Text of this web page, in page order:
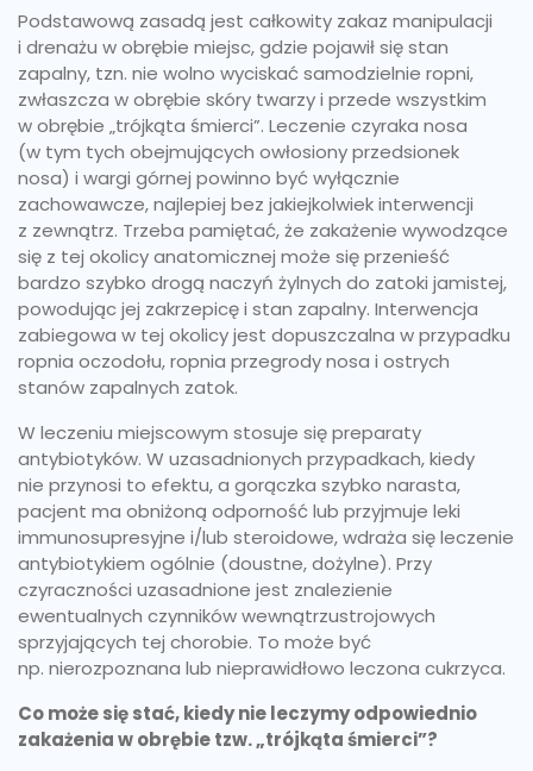
Podstawową zasadą jest całkowity zakaz manipulacji
i drenażu w obrębie miejsc, gdzie pojawił się stan
zapalny, tzn. nie wolno wyciskać samodzielnie ropni,
zwłaszcza w obrębie skóry twarzy i przede wszystkim
w obrębie „trójkąta śmierci”. Leczenie czyraka nosa
(w tym tych obejmujących owłosiony przedsionek
nosa) i wargi górnej powinno być wyłącznie
zachowawcze, najlepiej bez jakiejkolwiek interwencji
z zewnątrz. Trzeba pamiętać, że zakażenie wywodzące
się z tej okolicy anatomicznej może się przenieść
bardzo szybko drogą naczyń żylnych do zatoki jamistej,
powodując jej zakrzepicę i stan zapalny. Interwencja
zabiegowa w tej okolicy jest dopuszczalna w przypadku
ropnia oczodołu, ropnia przegrody nosa i ostrych
stanów zapalnych zatok.
W leczeniu miejscowym stosuje się preparaty
antybiotyków. W uzasadnionych przypadkach, kiedy
nie przynosi to efektu, a gorączka szybko narasta,
pacjent ma obniżoną odporność lub przyjmuje leki
immunosupresyjne i/lub steroidowe, wdraża się leczenie
antybiotykiem ogólnie (doustne, dożylne). Przy
czyraczności uzasadnione jest znalezienie
ewentualnych czynników wewnątrzustrojowych
sprzyjających tej chorobie. To może być
np. nierozpoznana lub nieprawidłowo leczona cukrzyca.
Co może się stać, kiedy nie leczymy odpowiednio
zakażenia w obrębie tzw. „trójkąta śmierci”?